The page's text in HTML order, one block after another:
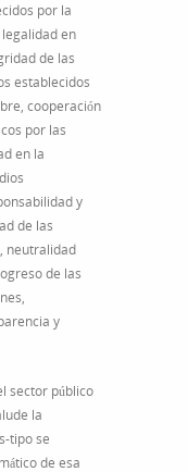
por la
en
de las
establecidos
cooperación
por las
en la
y
de las
neutralidad
de las
y
sector público
la
tipo se
de esa